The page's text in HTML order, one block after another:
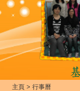
主頁 > 行事曆